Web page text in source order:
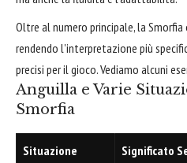
Oltre al numero principale, la
rendendo l'interpretazione più
precisi per il gioco. Vediamo alcuni
Anguilla e Varie
Smorfia
Situazione
Significato